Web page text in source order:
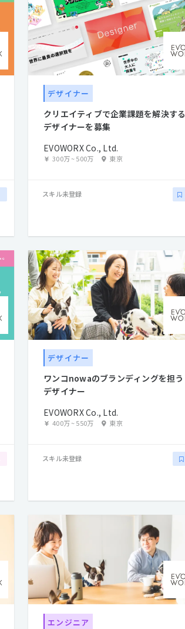
デザイナー
クリエイティブで企業課題を解決する
デザイナーを募集
EVOWORX Co., Ltd.
300万~500万 東京
スキル未登録
デザイナー
ワンコnowaのブランディングを担う
デザイナー
EVOWORX Co., Ltd.
400万~550万 東京
スキル未登録
エンジニア